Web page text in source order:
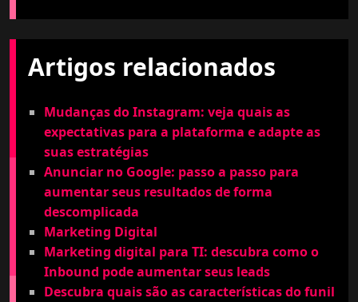
Artigos relacionados
Mudanças do Instagram: veja quais as
expectativas para a plataforma e adapte as
suas estratégias
Anunciar no Google: passo a passo para
aumentar seus resultados de forma
descomplicada
Marketing Digital
Marketing digital para TI: descubra como o
Inbound pode aumentar seus leads
Descubra quais são as características do funil